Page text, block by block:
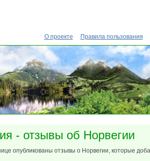
О проекте
Правила пользования
- отзывы об Норвегии
опубликованы отзывы о Норвегии, которые